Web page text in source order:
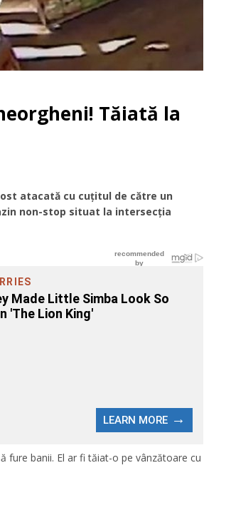
Tăiată la
atacată cu cuţitul de către un
non-stop situat la intersecţia
fure banii. El ar fi tăiat-o pe vânzătoare cu